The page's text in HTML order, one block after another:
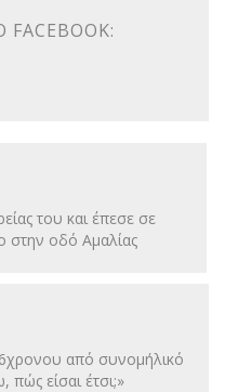
του και έπεσε σε
στην οδό Αμαλίας
από συνομήλικό
είσαι έτσι;»